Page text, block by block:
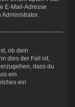
E-Mail-Adresse
ob dein
dies der Fall ist,
dass du
ein
ein